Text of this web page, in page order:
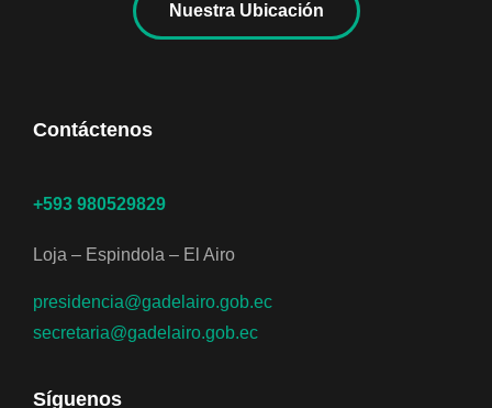
Nuestra Ubicación
Contáctenos
+593 980529829
Loja – Espindola – El Airo
presidencia@gadelairo.gob.ec
secretaria@gadelairo.gob.ec
Síguenos